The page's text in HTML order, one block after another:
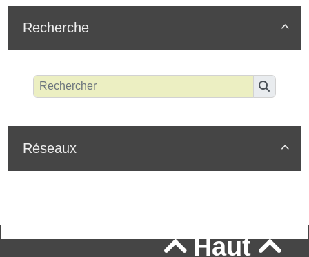

Recherche

Réseaux
Haut